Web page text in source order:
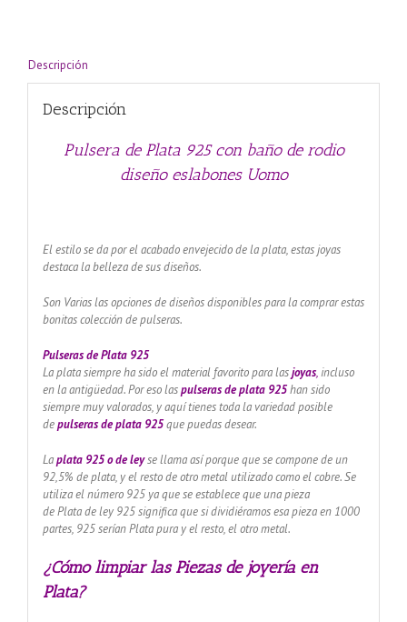
Uomo
Descripción
Descripción
Pulsera de Plata 925 con baño de rodio
diseño eslabones Uomo
El estilo se da por el acabado envejecido de la plata, estas joyas
destaca la belleza de sus diseños.
Son Varias las opciones de diseños disponibles para la comprar estas
bonitas colección de pulseras.
Pulseras de Plata 925
La plata siempre ha sido el material favorito para las joyas,incluso
en la antigüedad. Por eso laspulseras de plata 925han sido
siempre muy valorados, y aquí tienes toda la variedad posible
depulseras de plata 925 que puedas desear.
Laplata 925 o de leyse llama así porque que se compone de un
92,5% de plata, y el resto de otro metal utilizado como el cobre. Se
utiliza el número 925 ya que se establece que una pieza
de Plata de ley 925 significa que si dividiéramos esa pieza en 1000
partes, 925 serían Plata pura y el resto, el otro metal.
¿Cómo limpiar las Piezas de joyería en
Plata?